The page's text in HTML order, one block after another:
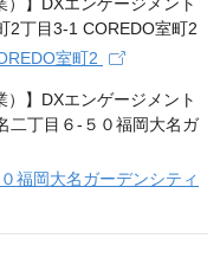
室町2
福岡大名ガーデンシティ